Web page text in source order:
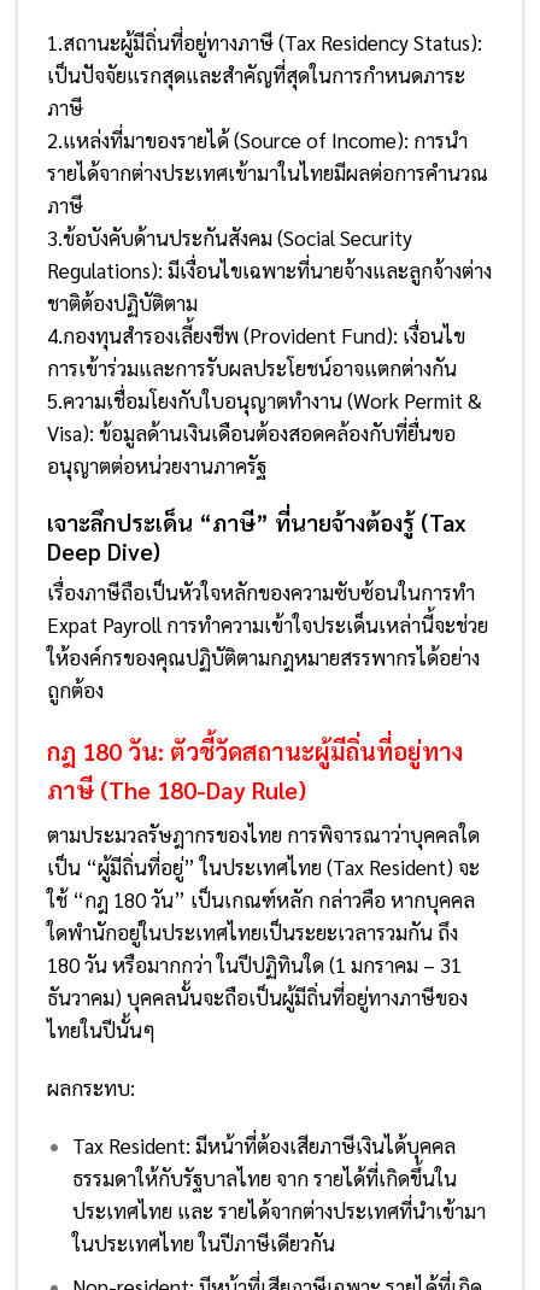
1.สถานะผู้มีถิ่นที่อยู่ทางภาษี (Tax Residency Status):
เป็นปัจจัยแรกสุดและสำคัญที่สุดในการกำหนดภาระ
ภาษี
2.แหล่งที่มาของรายได้ (Source of Income): การนำ
รายได้จากต่างประเทศเข้ามาในไทยมีผลต่อการคำนวณ
ภาษี
3.ข้อบังคับด้านประกันสังคม (Social Security
Regulations): มีเงื่อนไขเฉพาะที่นายจ้างและลูกจ้างต่าง
ชาติต้องปฏิบัติตาม
4.กองทุนสำรองเลี้ยงชีพ (Provident Fund): เงื่อนไข
การเข้าร่วมและการรับผลประโยชน์อาจแตกต่างกัน
5.ความเชื่อมโยงกับใบอนุญาตทำงาน (Work Permit &
Visa): ข้อมูลด้านเงินเดือนต้องสอดคล้องกับที่ยื่นขอ
อนุญาตต่อหน่วยงานภาครัฐ
เจาะลึกประเด็น “ภาษี” ที่นายจ้างต้องรู้ (Tax
Deep Dive)
เรื่องภาษีถือเป็นหัวใจหลักของความซับซ้อนในการทำ
Expat Payroll การทำความเข้าใจประเด็นเหล่านี้จะช่วย
ให้องค์กรของคุณปฏิบัติตามกฎหมายสรรพากรได้อย่าง
ถูกต้อง
กฎ 180 วัน: ตัวชี้วัดสถานะผู้มีถิ่นที่อยู่ทาง
ภาษี (The 180-Day Rule)
ตามประมวลรัษฎากรของไทย การพิจารณาว่าบุคคลใด
เป็น “ผู้มีถิ่นที่อยู่” ในประเทศไทย (Tax Resident) จะ
ใช้ “กฎ 180 วัน” เป็นเกณฑ์หลัก กล่าวคือ หากบุคคล
ใดพำนักอยู่ในประเทศไทยเป็นระยะเวลารวมกัน ถึง
180 วัน หรือมากกว่า ในปีปฏิทินใด (1 มกราคม – 31
ธันวาคม) บุคคลนั้นจะถือเป็นผู้มีถิ่นที่อยู่ทางภาษีของ
ไทยในปีนั้นๆ
ผลกระทบ:
Tax Resident: มีหน้าที่ต้องเสียภาษีเงินได้บุคคล
ธรรมดาให้กับรัฐบาลไทย จาก รายได้ที่เกิดขึ้นใน
ประเทศไทย และ รายได้จากต่างประเทศที่นำเข้ามา
ในประเทศไทย ในปีภาษีเดียวกัน